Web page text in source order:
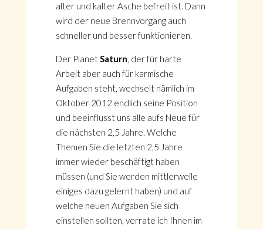
alter und kalter Asche befreit ist. Dann
wird der neue Brennvorgang auch
schneller und besser funktionieren.
Der PlanetSaturn, der für harte
Arbeit aber auch für karmische
Aufgaben steht, wechselt nämlich im
Oktober 2012 endlich seine Position
und beeinflusst uns alle aufs Neue für
die nächsten 2,5 Jahre. Welche
Themen Sie die letzten 2,5 Jahre
immer wieder beschäftigt haben
müssen (und Sie werden mittlerweile
einiges dazu gelernt haben) und auf
welche neuen Aufgaben Sie sich
einstellen sollten, verrate ich Ihnen im